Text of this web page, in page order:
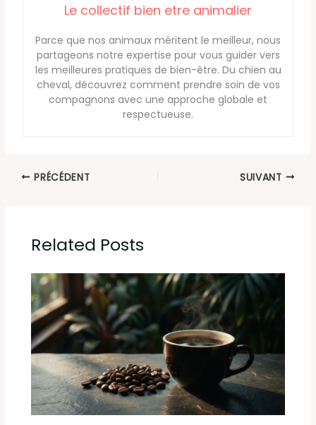
Le collectif bien etre animalier
Parce que nos animaux méritent le meilleur, nous
partageons notre expertise pour vous guider vers
les meilleures pratiques de bien-être. Du chien au
cheval, découvrez comment prendre soin de vos
compagnons avec une approche globale et
respectueuse.
PRÉCÉDENT SUIVANT
Related Posts